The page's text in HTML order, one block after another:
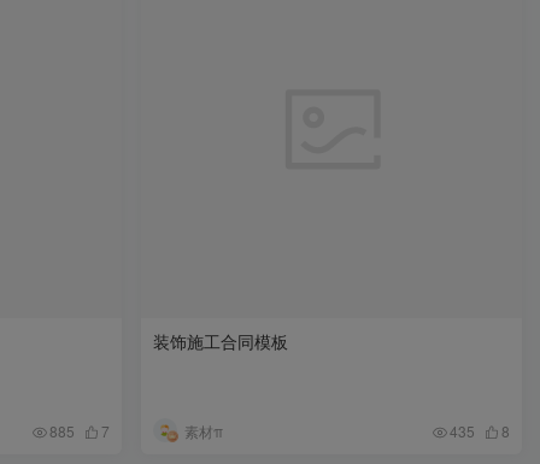
885 7
装饰施工合同模板
素材π 435 8